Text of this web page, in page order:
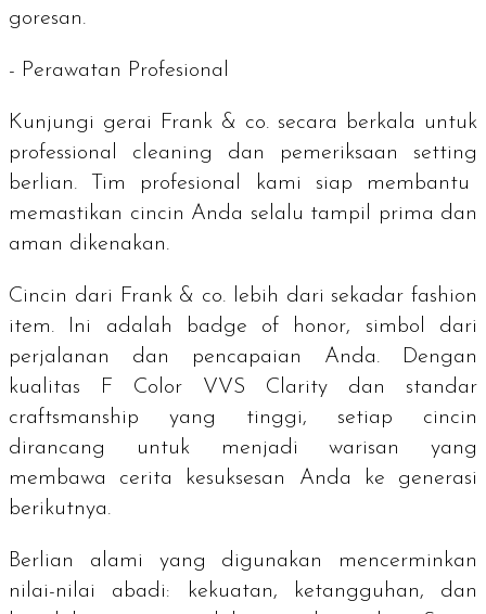
goresan.
- Perawatan Profesional
Kunjungi gerai Frank & co. secara berkala untuk
professional cleaning dan pemeriksaan setting
berlian. Tim profesional kami siap membantu
memastikan cincin Anda selalu tampil prima dan
aman dikenakan.
Cincin dari Frank & co. lebih dari sekadar fashion
item. Ini adalah badge of honor, simbol dari
perjalanan dan pencapaian Anda. Dengan
kualitas
F Color VVS Clarity dan standar
craftsmanship yang tinggi, setiap cincin
dirancang untuk menjadi warisan yang
membawa cerita kesuksesan Anda ke generasi
berikutnya.
Berlian alami yang digunakan mencerminkan
nilai-nilai abadi: kekuatan, ketangguhan, dan